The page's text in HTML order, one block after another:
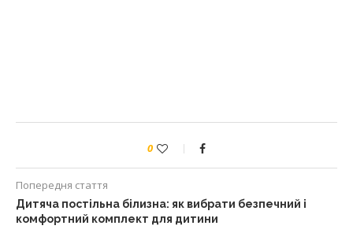
0
Попередня стаття
Дитяча постільна білизна: як вибрати безпечний і
комфортний комплект для дитини